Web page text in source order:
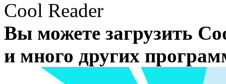
Cool Reader
Вы можете загрузить
и много других